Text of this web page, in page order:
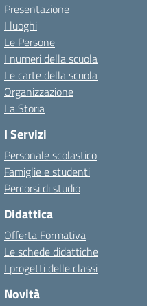
Presentazione
I luoghi
Le Persone
I numeri della scuola
Le carte della scuola
Organizzazione
La Storia
I Servizi
Personale scolastico
Famiglie e studenti
Percorsi di studio
Didattica
Offerta Formativa
Le schede didattiche
I progetti delle classi
Novità